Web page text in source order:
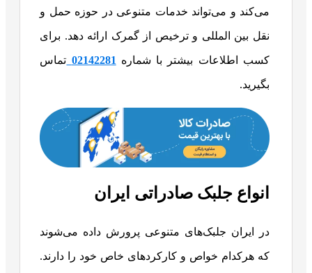
می‌کند و می‌تواند خدمات متنوعی در حوزه حمل و
نقل بین المللی و ترخیص از گمرک ارائه دهد. برای
کسب اطلاعات بیشتر با شماره 02142281 تماس
بگیرید.
انواع جلبک صادراتی ایران
در ایران جلبک‌های متنوعی پرورش داده می‌شوند
که هرکدام خواص و کارکردهای خاص خود را دارند.